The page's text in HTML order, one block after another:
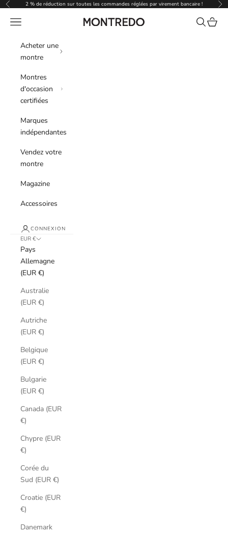
Passer au contenu
Précédent2 % de réduction sur toutes les commandes réglées par virement bancaire !
Montredo
Menu Recherche
Panier
Acheter une
montre
Montres
d'occasion
certifiées
Marques
indépendantes
Vendez votre
montre
Magazine
Accessoires
CONNEXION
EUR €
Pays
Allemagne
(EUR €)
Australie
(EUR €)
Autriche
(EUR €)
Belgique
(EUR €)
Bulgarie
(EUR €)
Canada (EUR
€)
Chypre (EUR
€)
Corée du
Sud (EUR €)
Croatie (EUR
€)
Danemark